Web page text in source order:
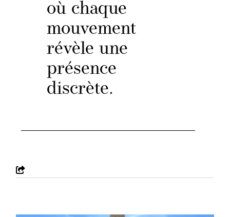
où chaque
mouvement
révèle une
présence
discrète.